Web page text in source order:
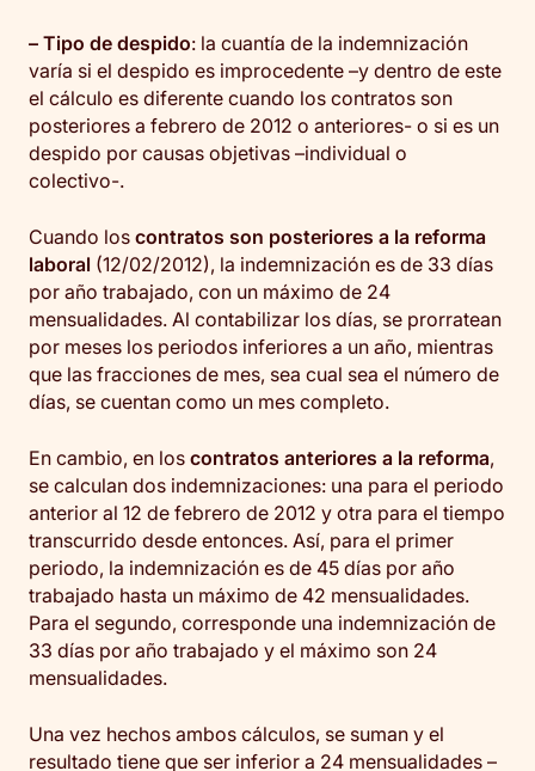
– Tipo de despido: la cuantía de la indemnización
varía si el despido es improcedente –y dentro de este
el cálculo es diferente cuando los contratos son
posteriores a febrero de 2012 o anteriores- o si es un
despido por causas objetivas –individual o
colectivo-.
Cuando los contratos son posteriores a la reforma
laboral (12/02/2012), la indemnización es de 33 días
por año trabajado, con un máximo de 24
mensualidades. Al contabilizar los días, se prorratean
por meses los periodos inferiores a un año, mientras
que las fracciones de mes, sea cual sea el número de
días, se cuentan como un mes completo.
En cambio, en los contratos anteriores a la reforma,
se calculan dos indemnizaciones: una para el periodo
anterior al 12 de febrero de 2012 y otra para el tiempo
transcurrido desde entonces. Así, para el primer
periodo, la indemnización es de 45 días por año
trabajado hasta un máximo de 42 mensualidades.
Para el segundo, corresponde una indemnización de
33 días por año trabajado y el máximo son 24
mensualidades.
Una vez hechos ambos cálculos, se suman y el
resultado tiene que ser inferior a 24 mensualidades –